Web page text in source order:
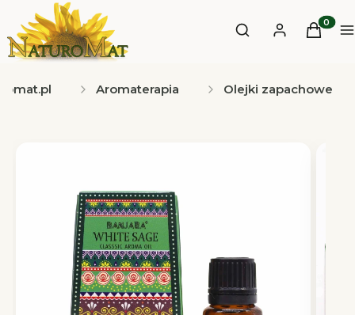
Otwórz
Szukaj Zaloguj sięKoszyk
Aromaterapia Olejki zapachowe